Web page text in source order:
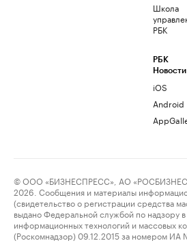
Школа
РБК
РБК
Новости
iOS
Android
© ООО «БИЗНЕСПРЕСС», АО
2026. Сообщения и материалы
(свидетельство о регистрации средства
выдано Федеральной службой по надзору
информационных технологий и массовых
(Роскомнадзор) 09.12.2015 за номером